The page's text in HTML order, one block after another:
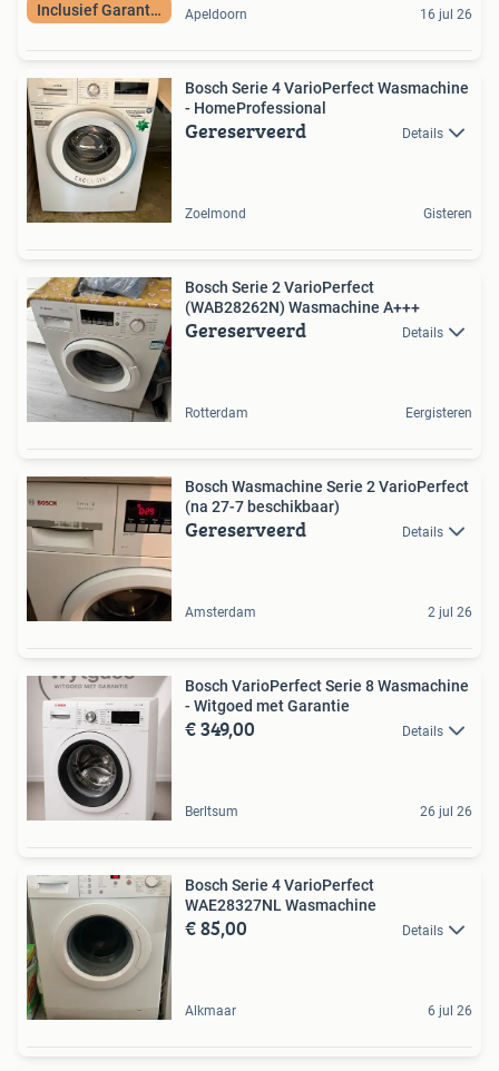
Inclusief Garantie Apeldoorn 16 jul 26
Bosch Serie 4 VarioPerfect Wasmachine
- HomeProfessional
Gereserveerd Details
Zoelmond Gisteren
Bosch Serie 2 VarioPerfect
(WAB28262N) Wasmachine A+++
Gereserveerd Details
Rotterdam Eergisteren
Bosch Wasmachine Serie 2 VarioPerfect
(na 27-7 beschikbaar)
Gereserveerd Details
Amsterdam 2 jul 26
Bosch VarioPerfect Serie 8 Wasmachine
- Witgoed met Garantie
€ 349,00 Details
Berltsum 26 jul 26
Bosch Serie 4 VarioPerfect
WAE28327NL Wasmachine
€ 85,00 Details
Alkmaar 6 jul 26